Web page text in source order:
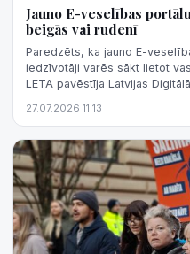
Jauno E-veselības
beigās vai rudenī
Paredzēts, ka jauno E-
iedzīvotāji varēs sākt lietot
LETA pavēstīja Latvijas
27.07.2026 11:13